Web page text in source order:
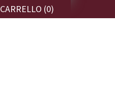
CARRELLO (0)